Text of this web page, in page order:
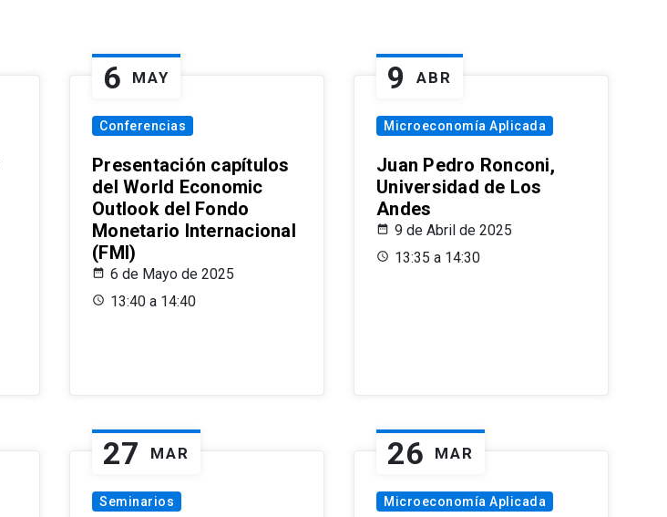
6 MAY
Conferencias
Presentación capítulos
del World Economic
Outlook del Fondo
Monetario Internacional
(FMI)
6 de Mayo de 2025
13:40 a 14:40
9 ABR
Microeconomía Aplicada
Juan Pedro Ronconi,
Universidad de Los
Andes
9 de Abril de 2025
13:35 a 14:30
27 MAR
Seminarios
26 MAR
Microeconomía Aplicada